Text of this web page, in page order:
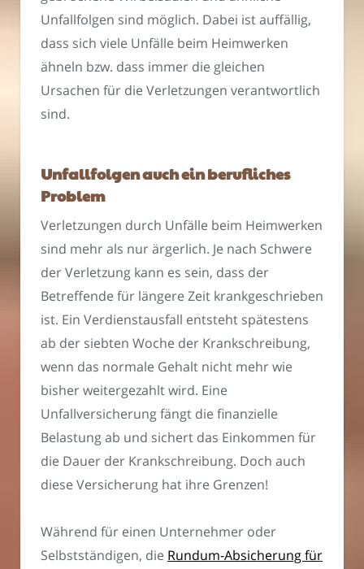
Unfallfolgen sind möglich. Dabei ist auffällig,
dass sich viele Unfälle beim Heimwerken
ähneln bzw. dass immer die gleichen
Ursachen für die Verletzungen verantwortlich
sind.
Unfallfolgen auch ein berufliches
Problem
Verletzungen durch Unfälle beim Heimwerken
sind mehr als nur ärgerlich. Je nach Schwere
der Verletzung kann es sein, dass der
Betreffende für längere Zeit krankgeschrieben
ist. Ein Verdienstausfall entsteht spätestens
ab der siebten Woche der Krankschreibung,
wenn das normale Gehalt nicht mehr wie
bisher weitergezahlt wird. Eine
Unfallversicherung fängt die finanzielle
Belastung ab und sichert das Einkommen für
die Dauer der Krankschreibung. Doch auch
diese Versicherung hat ihre Grenzen!
Während für einen Unternehmer oder
Selbstständigen, die Rundum-Absicherung für